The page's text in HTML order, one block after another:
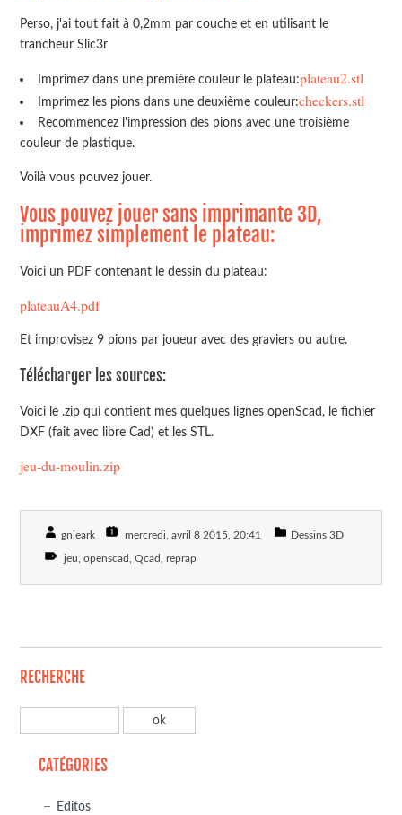
Perso, j'ai tout fait à 0,2mm par couche et en utilisant le
trancheur Slic3r
Imprimez dans une première couleur le plateau:plateau2.stl
Imprimez les pions dans une deuxième couleur:checkers.stl
Recommencez l'impression des pions avec une troisième
couleur de plastique.
Voilà vous pouvez jouer.
Vous pouvez jouer sans imprimante 3D,
imprimez simplement le plateau:
Voici un PDF contenant le dessin du plateau:
plateauA4.pdf
Et improvisez 9 pions par joueur avec des graviers ou autre.
Télécharger les sources:
Voici le .zip qui contient mes quelques lignes openScad, le fichier
DXF (fait avec libre Cad) et les STL.
jeu-du-moulin.zip
gnieark mercredi, avril 8 2015 , 20:41 Dessins 3D
jeu openscad Qcad reprap
RECHERCHE
CATÉGORIES
Editos